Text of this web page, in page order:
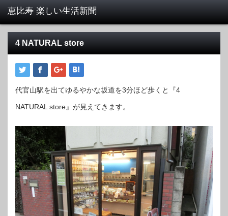
4 NATURAL store
代官山駅を出てゆるやかな坂道を3分ほど歩くと『4
NATURAL store』が見えてきます。